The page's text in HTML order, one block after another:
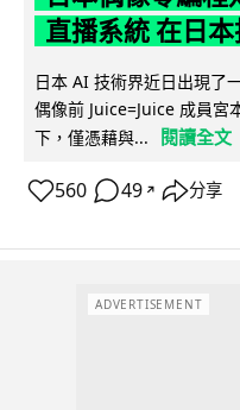
直播系統 在日
日本 AI 技術界近日出現了
偶像前 Juice=Juice 成員宮
下，僅憑藉與...
閱讀全文
560 49 ↗ 分享
ADVERTISEMENT